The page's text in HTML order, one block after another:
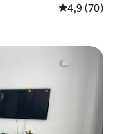
Просечна
4,9 (70)